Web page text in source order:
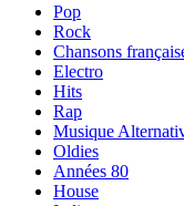
Pop
Rock
Chansons
Electro
Hits
Rap
Musique
Oldies
Années 80
House